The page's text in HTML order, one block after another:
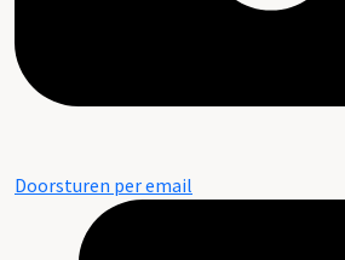
Doorsturen per email